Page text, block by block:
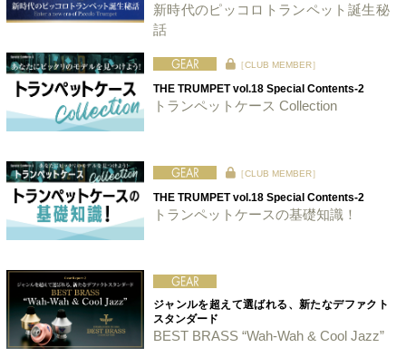
新時代のピッコロトランペット誕生秘
話
［CLUB MEMBER］
THE TRUMPET vol.18 Special Contents-2
トランペットケース Collection
［CLUB MEMBER］
THE TRUMPET vol.18 Special Contents-2
トランペットケースの基礎知識！
ジャンルを超えて選ばれる、新たなデファクト
スタンダード
BEST BRASS “Wah-Wah & Cool Jazz”